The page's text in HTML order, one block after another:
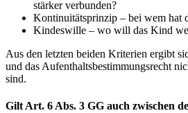
stärker verbunden?
Kontinuitätsprinzip – bei wem hat
Kindeswille – wo will das Kind
Aus den letzten beiden Kriterien ergibt
und das Aufenthaltsbestimmungsrecht
sind.
Gilt Art. 6 Abs. 3 GG auch zwischen